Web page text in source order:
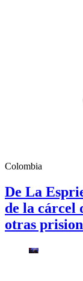
Colombia
De La
de la cárcel
otras